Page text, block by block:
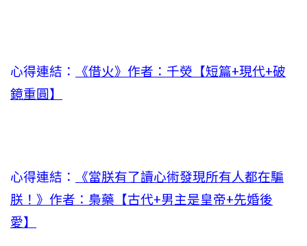
心得連結：
《借火》作者：千熒【短篇+現代+破
鏡重圓】
心得連結：
《當朕有了讀心術發現所有人都在騙
朕！》作者：梟藥【古代+男主是皇帝+先婚後
愛】